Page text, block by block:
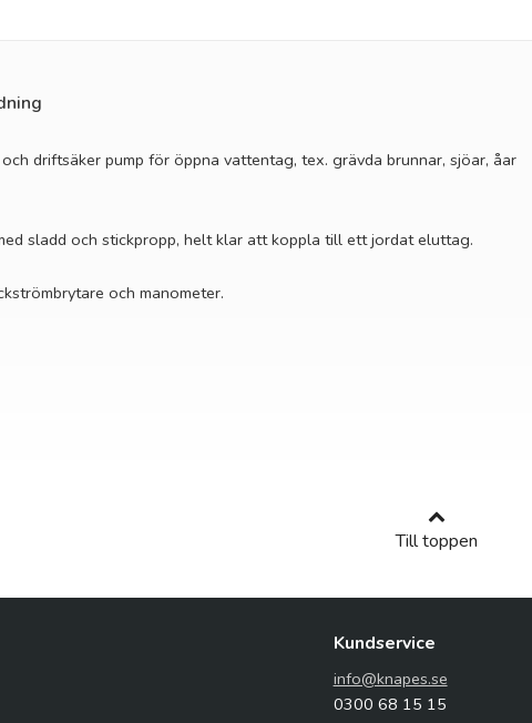
driftsäker pump för öppna vattentag, tex. grävda brunnar, sjöar, åar
sladd och stickpropp, helt klar att koppla till ett jordat eluttag.
och manometer.
Till toppen
Kundservice
info@knapes.se
0300 68 15 15